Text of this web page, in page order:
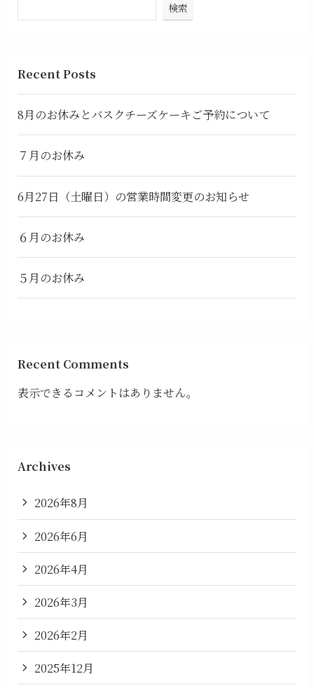
検索
Recent Posts
8月のお休みとバスクチーズケーキご予約について
７月のお休み
6月27日（土曜日）の営業時間変更のお知らせ
６月のお休み
５月のお休み
Recent Comments
表示できるコメントはありません。
Archives
2026年8月
2026年6月
2026年4月
2026年3月
2026年2月
2025年12月